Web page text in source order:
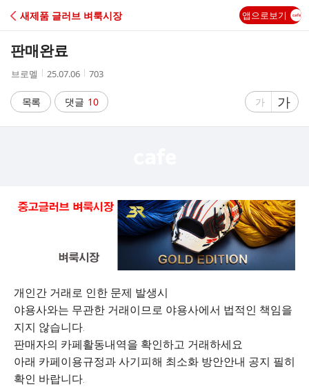
C
A
새제품 글러브 벼룩시장 앱으로보기
판매완료
작
자
브로멜
작
시
간
25.07.06
조
수
703
목록 댓글 10
글
게
가
글
자
게
가
개인간 거래로 인한 문제 발생시
야용사와는 무관한 거래이므로 야용사에서 법적인 책임을
지지 않습니다.
판매자의 카페활동내역을 확인하고 거래하세요
아래 카페이용규정과 사기피해 최소화 방안안내 공지 필히
확인 바랍니다.